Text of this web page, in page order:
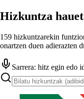
Hizkuntza
159 hizkuntzarekin
onartzen duen adierazten
Sarrera: hitz egin edo